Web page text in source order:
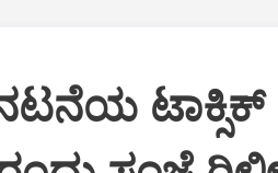
ಟಾಕ್ಸಿಕ್‌